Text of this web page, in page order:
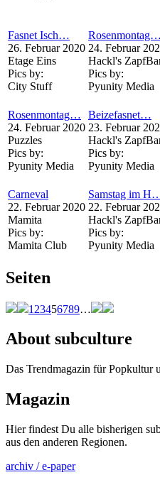
Fasnet Isch…
26. Februar 2020
Etage Eins
Pics by:
City Stuff
Rosenmontag…
24. Februar
Hackl's
Pics by:
Pyunity Media
Rosenmontag…
24. Februar 2020
Puzzles
Pics by:
Pyunity Media
Beizefasnet…
23. Februar
Hackl's
Pics by:
Pyunity Media
Carneval
22. Februar 2020
Mamita
Pics by:
Mamita Club
Samstag im
22. Februar
Hackl's
Pics by:
Pyunity Media
Seiten
1 23456789…
About subculture
Das Trendmagazin für Popkultur
Magazin
Hier findest Du alle bisherigen
aus den anderen Regionen.
archiv / e-paper